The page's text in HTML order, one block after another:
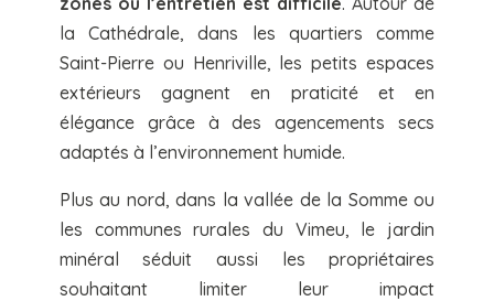
la Cathédrale, dans les quartiers comme
Saint-Pierre ou Henriville, les petits espaces
extérieurs gagnent en praticité et en
élégance grâce à des agencements secs
adaptés à l’environnement humide.
Plus au nord, dans la vallée de la Somme ou
les communes rurales du Vimeu, le jardin
minéral séduit aussi les propriétaires
souhaitant limiter leur impact